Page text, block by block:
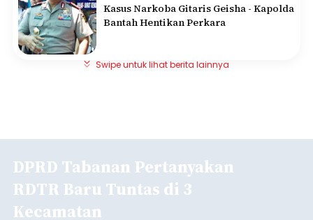
Kasus Narkoba Gitaris Geisha - Kapolda
Bantah Hentikan Perkara
Swipe untuk lihat berita lainnya
DPRD Tabanan Pertanyakan
RDTR Baru Tuntas di 3
Kecamatan